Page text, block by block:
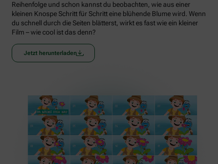
Reihenfolge und schon kannst du beobachten, wie aus einer
kleinen Knospe Schritt für Schritt eine blühende Blume wird. Wenn
du schnell durch die Seiten blätterst, wirkt es fast wie ein kleiner
Film – wie cool ist das denn?
Jetzt herunterladen